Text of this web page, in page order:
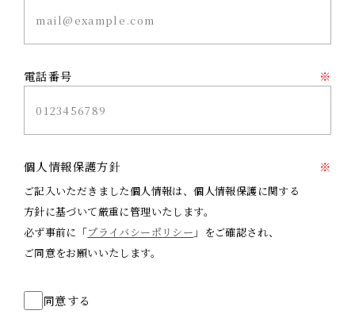
電話番号 ※
個人情報保護方針 ※
ご記入いただきました個人情報は、個人情報保護に関する
方針に基づいて厳重に管理いたします。
必ず事前に「プライバシーポリシー 」をご確認され、
ご同意をお願いいたします。
同意する